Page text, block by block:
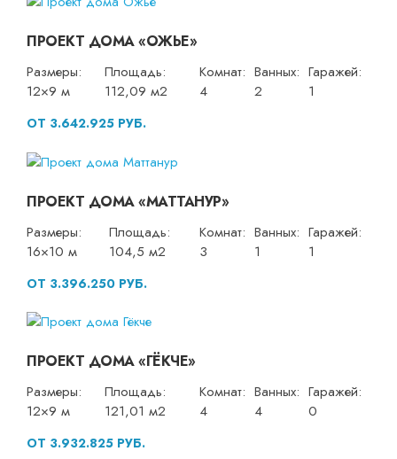
ПРОЕКТ ДОМА «ОЖЬЕ»
Размеры:
12×9 м
Площадь:
112,09 м2
Комнат:
4
Ванных:
2
Гаражей:
1
ОТ 3.642.925 РУБ.
ПРОЕКТ ДОМА «МАТТАНУР»
Размеры:
16×10 м
Площадь:
104,5 м2
Комнат:
3
Ванных:
1
Гаражей:
1
ОТ 3.396.250 РУБ.
ПРОЕКТ ДОМА «ГЁКЧЕ»
Размеры:
12×9 м
Площадь:
121,01 м2
Комнат:
4
Ванных:
4
Гаражей:
0
ОТ 3.932.825 РУБ.